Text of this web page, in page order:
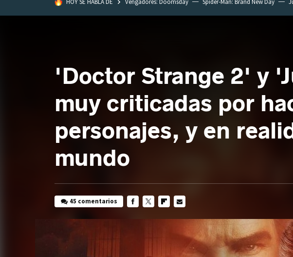
HOY SE HABLA DE Vengadores: Doomsday Spider-Man: Brand New Day
'Doctor Strange 2' y
muy criticadas por
personajes, y en
mundo
45 comentarios